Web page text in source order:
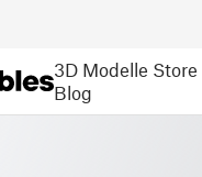
3D Modelle Store
Blog